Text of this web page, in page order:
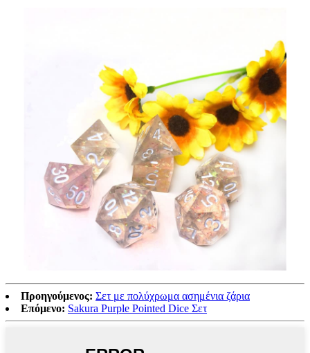
Προηγούμενος: Σετ με πολύχρωμα ασημένια ζάρια
Επόμενο: Sakura Purple Pointed Dice Σετ